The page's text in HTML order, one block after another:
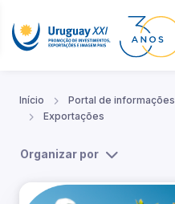
Início Portal de informações
Exportações
Organizar por